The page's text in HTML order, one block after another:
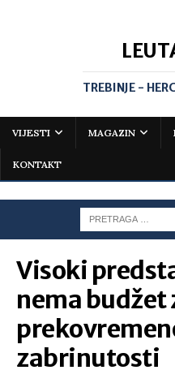
TREBINJE -
VIJESTI MAGAZIN
KONTAKT
Visoki
nema budžet
zabrinutosti